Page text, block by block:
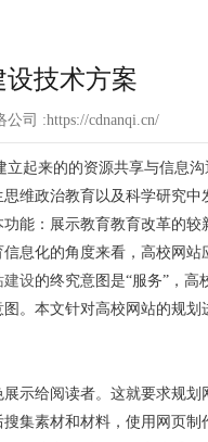
技术方案
司 :https://cdnanqi.cn/
起来的的资源共享与信息
维政治教育以及科学研究中
能：展示教育教育改革的较
息化的角度来看，高校网站
建设的终究意图是“服务”，高
。本文针对高校网站的规划
示给阅读者。这就要求规划
集素材和材料，使用网页